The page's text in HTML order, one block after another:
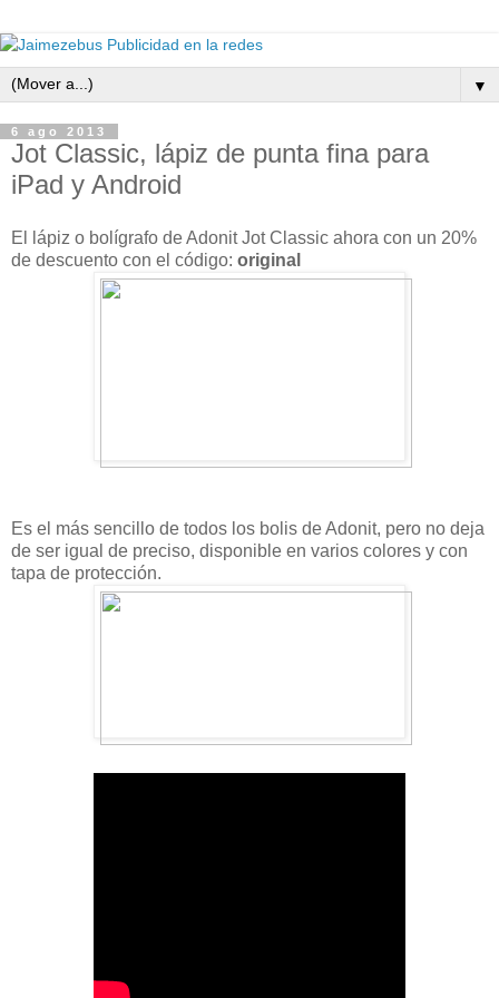
▼
6 ago 2013
Jot Classic, lápiz de punta fina para
iPad y Android
El lápiz o bolígrafo de Adonit Jot Classic ahora con un 20%
de descuento con el código: original
Es el más sencillo de todos los bolis de Adonit, pero no deja
de ser igual de preciso, disponible en varios colores y con
tapa de protección.